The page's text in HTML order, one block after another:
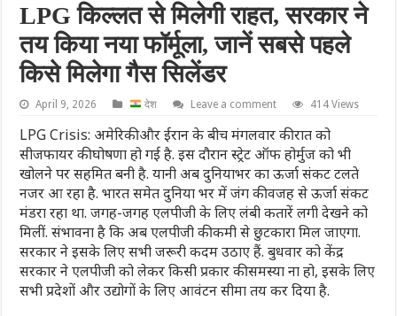
LPG किल्लत से मिलेगी राहत, सरकार ने
तय किया नया फॉर्मूला, जानें सबसे पहले
किसे मिलेगा गैस सिलेंडर
April 9, 2026 देश Leave a comment 414 Views
LPG Crisis: अमेरिकी और ईरान के बीच मंगलवार की रात को
सीजफायर की घोषणा हो गई है. इस दौरान स्ट्रेट ऑफ होर्मुज को भी
खोलने पर सहमित बनी है. यानी अब दुनियाभर का ऊर्जा संकट टलते
नजर आ रहा है. भारत समेत दुनिया भर में जंग की वजह से ऊर्जा संकट
मंडरा रहा था. जगह-जगह एलपीजी के लिए लंबी कतारें लगी देखने को
मिलीं. संभावना है कि अब एलपीजी की कमी से छुटकारा मिल जाएगा.
सरकार ने इसके लिए सभी जरूरी कदम उठाए हैं. बुधवार को केंद्र
सरकार ने एलपीजी को लेकर किसी प्रकार की समस्या ना हो, इसके लिए
सभी प्रदेशों और उद्योगों के लिए आवंटन सीमा तय कर दिया है.